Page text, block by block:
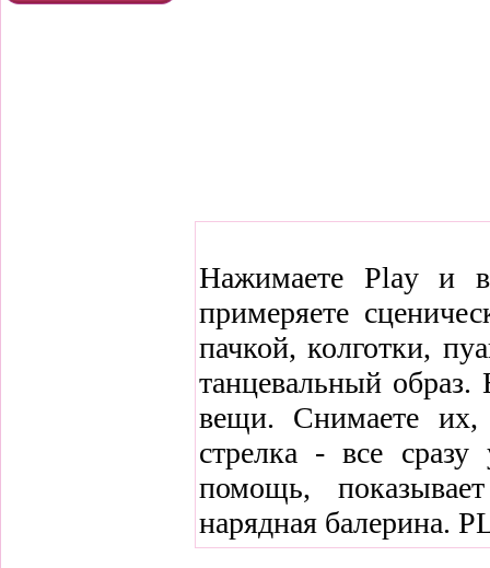
Нажимаете Play и
примеряете
пачкой, колготки,
танцевальный
вещи. Снимаете их,
стрелка - все
помощь,
нарядная балерина.